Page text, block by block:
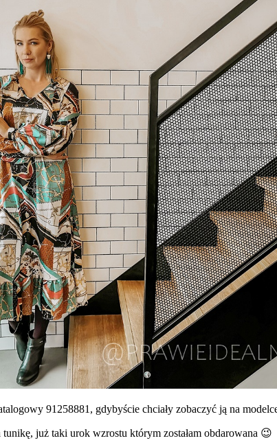
91258881, gdybyście chciały zobaczyć ją na
już taki urok wzrostu którym zostałam obdarowana 😉